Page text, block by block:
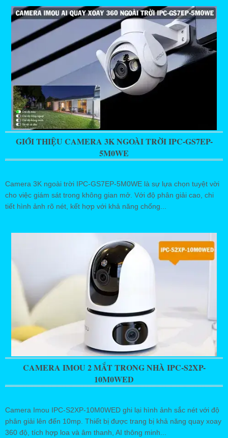
GIỚI THIỆU CAMERA 3K NGOÀI TRỜI IPC-GS7EP-
5M0WE
Camera 3K ngoài trời IPC-GS7EP-5M0WE là sự lựa chọn tuyệt vời
cho việc giám sát trong không gian mở. Với độ phân giải cao, chi
tiết hình ảnh rõ nét, kết hợp với khả năng chống...
CAMERA IMOU 2 MẮT TRONG NHÀ IPC-S2XP-
10M0WED
Camera Imou IPC-S2XP-10M0WED ghi lại hình ảnh sắc nét với độ
phân giải lên đến 10mp. Thiết bị được trang bị khả năng quay xoay
360 độ, tích hợp loa và âm thanh, AI thông minh...